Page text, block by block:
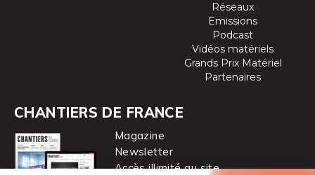
Réseaux
Emissions
Podcast
Vidéos matériels
Grands Prix Matériel
Partenaires
CHANTIERS DE FRANCE
Magazine
Newsletter
Accès illimité au site